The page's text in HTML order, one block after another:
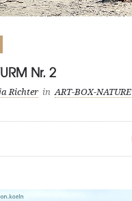
Nr. 2
Richter in ART-BOX-NATURE